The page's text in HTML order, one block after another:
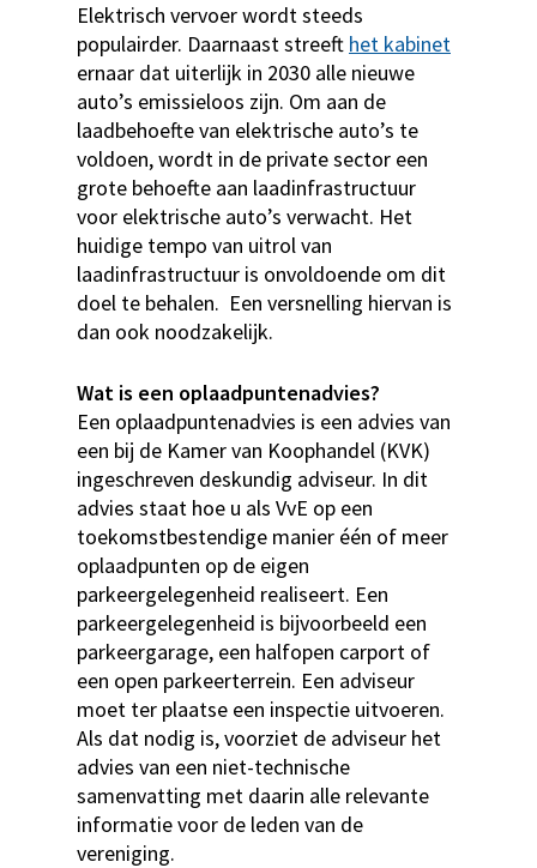
Elektrisch vervoer wordt steeds
populairder. Daarnaast streeft het kabinet
ernaar dat uiterlijk in 2030 alle nieuwe
auto’s emissieloos zijn. Om aan de
laadbehoefte van elektrische auto’s te
voldoen, wordt in de private sector een
grote behoefte aan laadinfrastructuur
voor elektrische auto’s verwacht. Het
huidige tempo van uitrol van
laadinfrastructuur is onvoldoende om dit
doel te behalen. Een versnelling hiervan is
dan ook noodzakelijk.
Wat is een oplaadpuntenadvies?
Een oplaadpuntenadvies is een advies van
een bij de Kamer van Koophandel (KVK)
ingeschreven deskundig adviseur. In dit
advies staat hoe u als VvE op een
toekomstbestendige manier één of meer
oplaadpunten op de eigen
parkeergelegenheid realiseert. Een
parkeergelegenheid is bijvoorbeeld een
parkeergarage, een halfopen carport of
een open parkeerterrein. Een adviseur
moet ter plaatse een inspectie uitvoeren.
Als dat nodig is, voorziet de adviseur het
advies van een niet-technische
samenvatting met daarin alle relevante
informatie voor de leden van de
vereniging.